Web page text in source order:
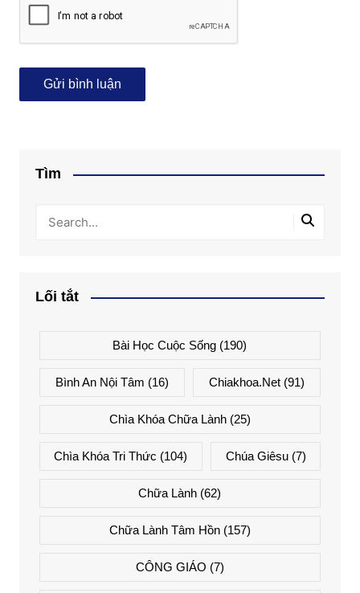
Tìm
Lối tắt
Bài Học Cuộc Sống (190)
Bình An Nội Tâm (16) Chiakhoa.net (91)
Chìa Khóa Chữa Lành(25)
Chìa Khóa Tri Thức (104) Chúa Giêsu(7)
Chữa Lành (62)
Chữa Lành Tâm Hồn(157)
CÔNG GIÁO (7)